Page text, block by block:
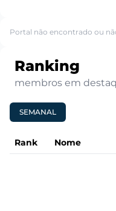
Portal não encontrado ou
Ranking
membros em
SEMANAL
Rank Nome